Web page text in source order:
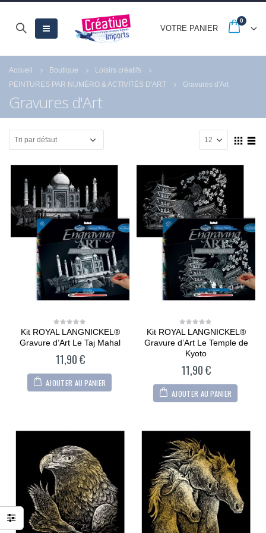
VOTRE PANIER
0
Accueil Boutique
Loisirs créatifs
PEINTURES PAR NUMÉRO & ACTIVITÉS D'ART
Gravures d'Art
Gravures d'Art
0
out
of
Kit ROYAL LANGNICKEL®
Gravure d’Art Le Taj Mahal
11,90€
AJOUTER AU PANIER
0
out
of
Kit ROYAL LANGNICKEL®
Gravure d’Art Le Temple de
Kyoto
11,90€
AJOUTER AU PANIER